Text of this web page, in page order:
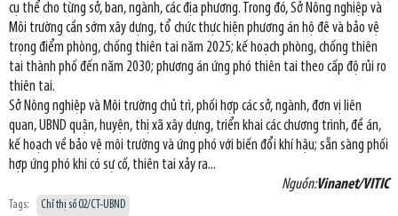
cụ thể cho từng sở, ban, ngành, các địa phương. Trong đó, Sở Nông nghiệp và
Môi trường cần sớm xây dựng, tổ chức thực hiện phương án hộ đê và bảo vệ
trọng điểm phòng, chống thiên tai năm 2025; kế hoạch phòng, chống thiên
tai thành phố đến năm 2030; phương án ứng phó thiên tai theo cấp độ rủi ro
thiên tai.
Sở Nông nghiệp và Môi trường chủ trì, phối hợp các sở, ngành, đơn vị liên
quan, UBND quận, huyện, thị xã xây dựng, triển khai các chương trình, đề án,
kế hoạch về bảo vệ môi trường và ứng phó với biến đổi khí hậu; sẵn sàng phối
hợp ứng phó khi có sự cố, thiên tai xảy ra...
Nguồn:Vinanet/VITIC
Tags: Chỉ thị số 02/CT-UBND